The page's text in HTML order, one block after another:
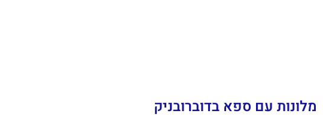
מלונות עם ספא בדוברובניק